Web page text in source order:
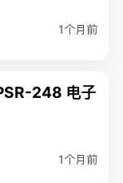
1个月前
248 电子
1个月前